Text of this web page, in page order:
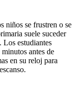
niños se frustren o se
suele suceder
Los estudiantes
antes de
en su reloj para